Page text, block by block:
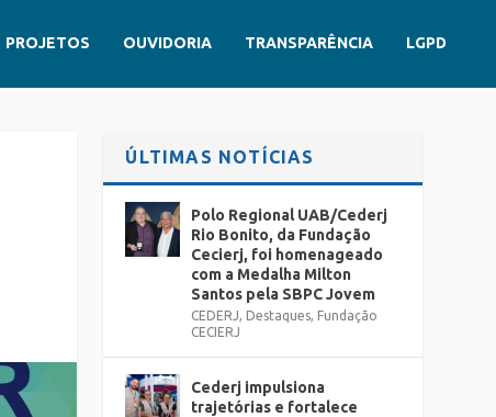
PROJETOS OUVIDORIA TRANSPARÊNCIA LGPD
ÚLTIMAS NOTÍCIAS
Polo Regional UAB/Cederj
Rio Bonito, da Fundação
Cecierj, foi homenageado
com a Medalha Milton
Santos pela SBPC Jovem
CEDERJ, Destaques, Fundação
CECIERJ
Cederj impulsiona
trajetórias e fortalece